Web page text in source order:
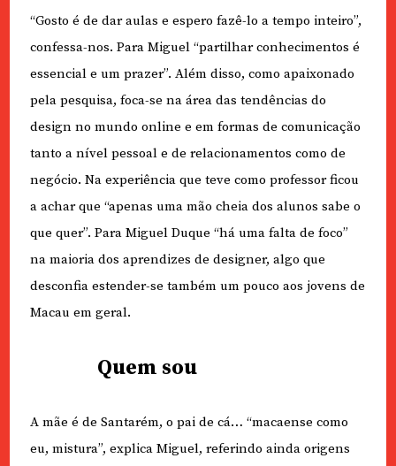
“Gosto é de dar aulas e espero fazê-lo a tempo inteiro”,
confessa-nos. Para Miguel “partilhar conhecimentos é
essencial e um prazer”. Além disso, como apaixonado
pela pesquisa, foca-se na área das tendências do
design no mundo online e em formas de comunicação
tanto a nível pessoal e de relacionamentos como de
negócio. Na experiência que teve como professor ficou
a achar que “apenas uma mão cheia dos alunos sabe o
que quer”. Para Miguel Duque “há uma falta de foco”
na maioria dos aprendizes de designer, algo que
desconfia estender-se também um pouco aos jovens de
Macau em geral.
Quem sou
A mãe é de Santarém, o pai de cá… “macaense como
eu, mistura”, explica Miguel, referindo ainda origens